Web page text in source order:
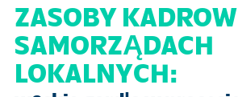
ZASOBY
SAMORZĄDACH
LOKALNYCH: